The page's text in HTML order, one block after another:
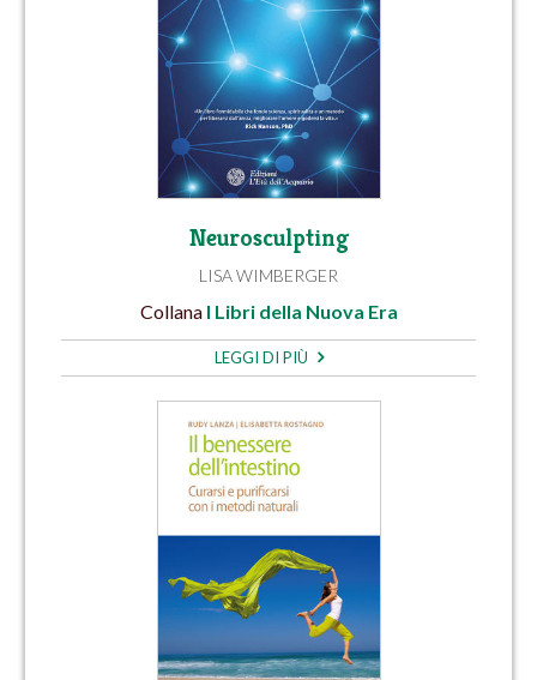
Neurosculpting
LISA WIMBERGER
Collana I Libri della Nuova Era
LEGGI DI PIÙ